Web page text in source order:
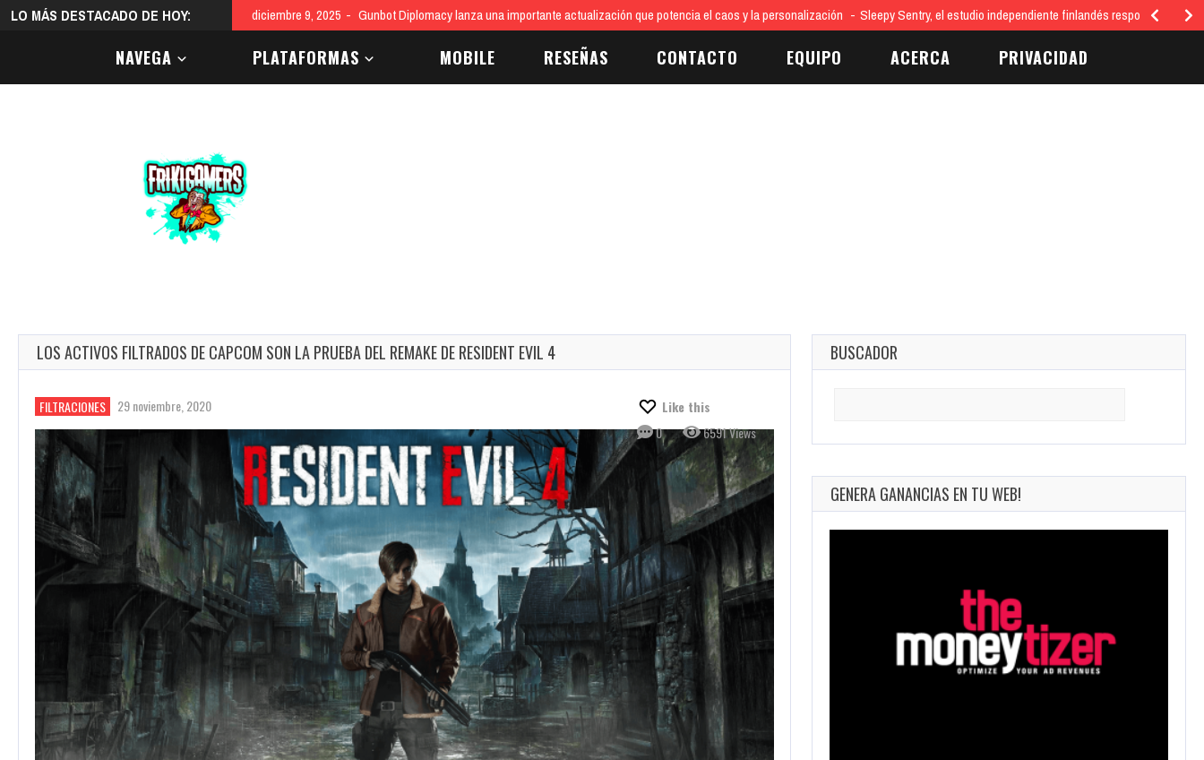
LO MÁS DESTACADO DE HOY: diciembre 9, 2025 Gunbot Diplomacy lanza una importante actualización que potencia el caos y la personalización Sleepy Sentry, el estudio independiente finlandés responsable del
NAVEGA PLATAFORMAS MOBILE RESEÑAS CONTACTO EQUIPO ACERCA PRIVACIDAD
LOS ACTIVOS FILTRADOS DE CAPCOM SON LA PRUEBA DEL REMAKE DE RESIDENT EVIL 4
FILTRACIONES 29 noviembre, 2020
Like this
0
6591 Views
BUSCADOR
GENERA GANANCIAS EN TU WEB!